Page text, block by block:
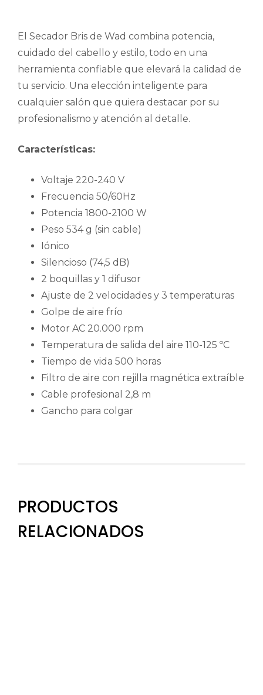
El Secador Bris de Wad combina potencia,
cuidado del cabello y estilo, todo en una
herramienta confiable que elevará la calidad de
tu servicio. Una elección inteligente para
cualquier salón que quiera destacar por su
profesionalismo y atención al detalle.
Características:
Voltaje 220-240 V
Frecuencia 50/60Hz
Potencia 1800-2100 W
Peso 534 g (sin cable)
Iónico
Silencioso (74,5 dB)
2 boquillas y 1 difusor
Ajuste de 2 velocidades y 3 temperaturas
Golpe de aire frío
Motor AC 20.000 rpm
Temperatura de salida del aire 110-125 ºC
Tiempo de vida 500 horas
Filtro de aire con rejilla magnética extraíble
Cable profesional 2,8 m
Gancho para colgar
PRODUCTOS
RELACIONADOS